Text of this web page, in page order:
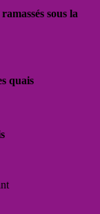
sous la
quais